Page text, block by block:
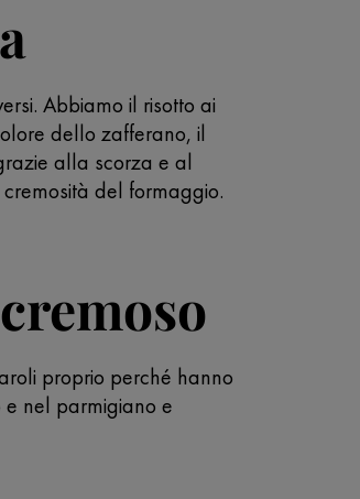
Abbiamo il risotto ai
dello zafferano, il
alla scorza e al
del formaggio.
proprio perché hanno
nel parmigiano e